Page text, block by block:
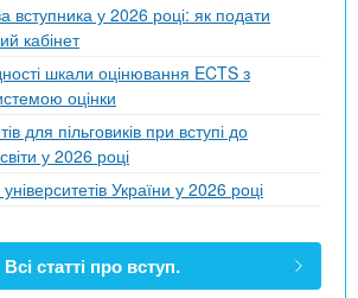
вступника у 2026 році: як подати
кабінет
шкали оцінювання ECTS з
оцінки
для пільговиків при вступі до
у 2026 році
України у 2026 році
Всі статті про вступ.